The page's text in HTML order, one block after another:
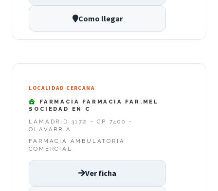
Como llegar
LOCALIDAD CERCANA
FARMACIA FARMACIA FAR.MEL
SOCIEDAD EN C
LAMADRID 3172 - CP 7400 -
OLAVARRIA
FARMACIA AMBULATORIA
COMERCIAL
Ver ficha